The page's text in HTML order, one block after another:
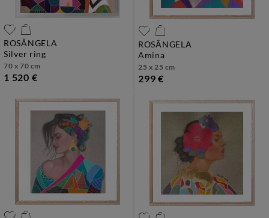
ROSÂNGELA
silver ring
70 x 70 cm
1 520 €
ROSÂNGELA
amina
25 x 25 cm
299 €